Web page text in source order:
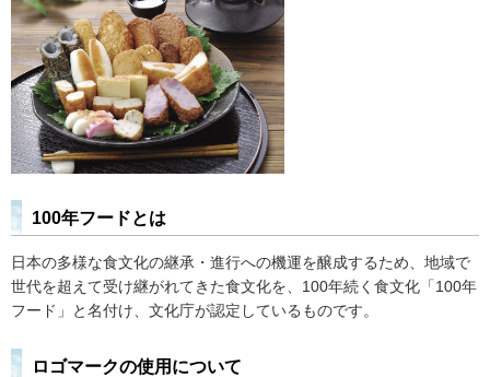
100年フードとは
日本の多様な食文化の継承・進行への機運を醸成するため、地域で
世代を超えて受け継がれてきた食文化を、100年続く食文化「100年
フード」と名付け、文化庁が認定しているものです。
ロゴマークの使用について